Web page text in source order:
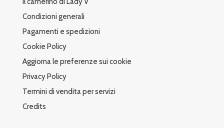
Condizioni generali
Pagamenti e spedizioni
Cookie Policy
Aggiorna le preferenze sui cookie
Privacy Policy
Termini di vendita per servizi
Credits